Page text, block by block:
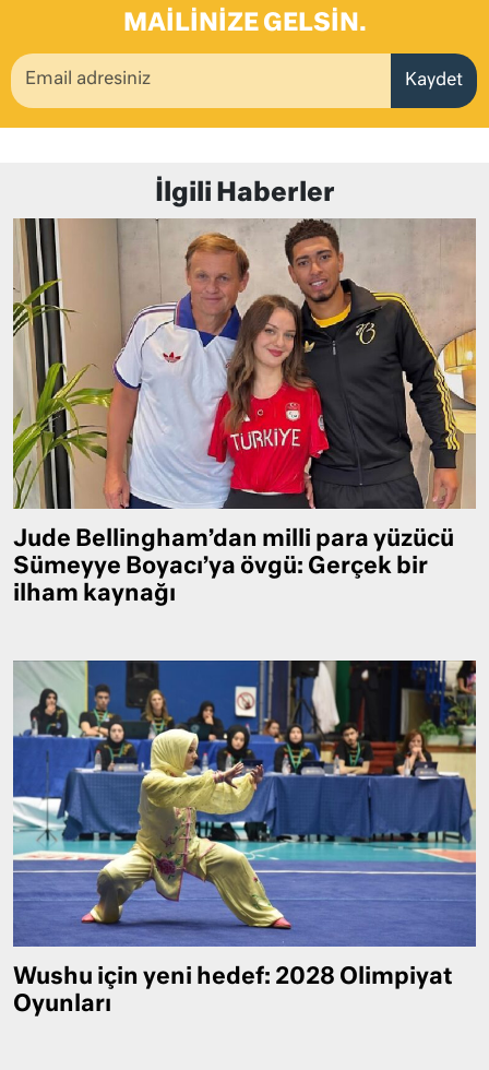
MAILINIZE GELSIN.
Kaydet
İlgili Haberler
Jude Bellingham’dan milli para yüzücü
Sümeyye Boyacı’ya övgü: Gerçek bir
ilham kaynağı
Wushu için yeni hedef: 2028 Olimpiyat
Oyunları